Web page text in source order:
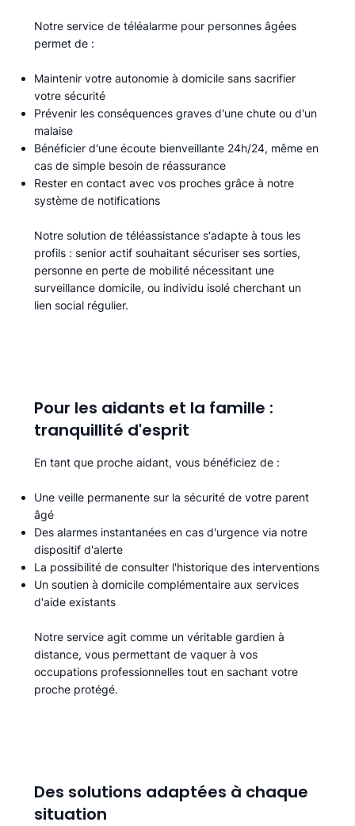
Notre service de téléalarme pour personnes âgées
permet de :​
Maintenir votre autonomie à domicile sans sacrifier
votre sécurité
Prévenir les conséquences graves d'une chute ou d'un
malaise
Bénéficier d'une écoute bienveillante 24h/24, même en
cas de simple besoin de réassurance
Rester en contact avec vos proches grâce à notre
système de notifications
Notre solution de téléassistance s'adapte à tous les
profils : senior actif souhaitant sécuriser ses sorties,
personne en perte de mobilité nécessitant une
surveillance domicile, ou individu isolé cherchant un
lien social régulier.
Pour les aidants et la famille :
tranquillité d'esprit
En tant que proche aidant, vous bénéficiez de :
Une veille permanente sur la sécurité de votre parent
âgé
Des alarmes instantanées en cas d'urgence via notre
dispositif d'alerte
La possibilité de consulter l'historique des interventions
Un soutien à domicile complémentaire aux services
d'aide existants
Notre service agit comme un véritable gardien à
distance, vous permettant de vaquer à vos
occupations professionnelles tout en sachant votre
proche protégé.
Des solutions adaptées à chaque
situation